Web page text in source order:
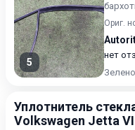
5
Ориг.
нет
Уплотнитель
Volkswagen Jetta